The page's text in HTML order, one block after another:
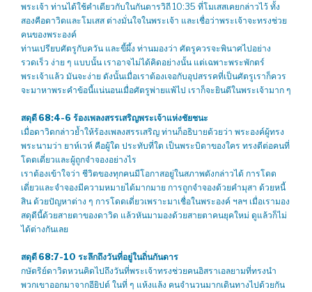
พระเจ้า ท่านได้ใช้คำเดียวกับในกันดารวิถี 10:35 ที่โมเสสเคยกล่าวไว้ ทั้ง
สองคือดาวิดและโมเสส ต่างมั่นใจในพระเจ้า และเชื่อว่าพระเจ้าจะทรงช่วย
คนของพระองค์
ท่านเปรียบศัตรูกับควัน และขี้ผึ้ง ท่านมองว่า ศัตรูควรจะพินาศไปอย่าง
รวดเร็ว ง่าย ๆ แบบนั้น เราอาจไม่ได้คิดอย่างนั้น แต่เฉพาะพระพักตร์
พระเจ้าแล้ว มันจะง่าย ดังนั้นเมื่อเราต้องเจอกับอุปสรรคที่เป็นศัตรูเราก็ควร
จะมาหาพระคำข้อนี้แน่นอนเมื่อศัตรูพ่ายแพ้ไป เราก็จะยินดีในพระเจ้ามาก ๆ
สดุดี 68:4-6 ร้องเพลงสรรเสริญพระเจ้าแห่งชัยชนะ
เมื่อดาวิดกล่าวย้ำให้ร้องเพลงสรรเสริญ ท่านก็อธิบายด้วยว่า พระองค์ผู้ทรง
พระนามว่า ยาห์เวห์ คือผู้ใด ประทับที่ใด เป็นพระบิดาของใคร ทรงดีต่อคนที่
โดดเดี่ยวและผู้ถูกจำจองอย่างไร
เราต้องเข้าใจว่า ชีวิตของทุกคนมีโอกาสอยู่ในสภาพดังกล่าวได้ การโดด
เดี่ยวและจำจองมีความหมายได้มากมาย การถูกจำจองด้วยคำมุสา ด้วยหนี้
สิน ด้วยปัญหาต่าง ๆ การโดดเดี่ยวเพราะมาเชื่อในพระองค์ ฯลฯ เมื่อเรามอง
สดุดีนี้ด้วยสายตาของดาวิด แล้วหันมามองด้วยสายตาคนยุคใหม่ ดูแล้วก็ไม่
ได้ต่างกันเลย
สดุดี 68:7-10 ระลึกถึงวันที่อยู่ในถิ่นกันดาร
กษัตริย์ดาวิดหวนคิดไปถึงวันที่พระเจ้าทรงช่วยคนอิสราเอลยามที่ทรงนำ
พวกเขาออกมาจากอียิปต์ ในที่ ๆ แห้งแล้ง คนจำนวนมากเดินทางไปด้วยกัน